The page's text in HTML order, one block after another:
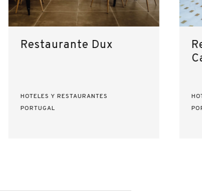
Restaurante Dux
HOTELES Y RESTAURANTES
PORTUGAL